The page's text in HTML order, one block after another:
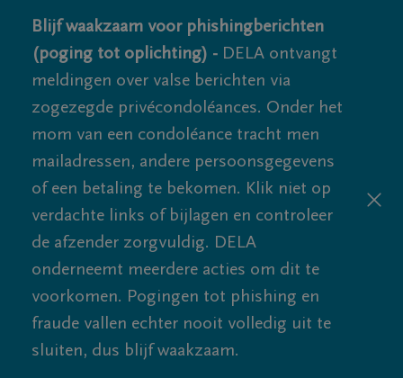
Blijf waakzaam voor phishingberichten
(poging tot oplichting) - DELA ontvangt
meldingen over valse berichten via
zogezegde privécondoléances. Onder het
mom van een condoléance tracht men
mailadressen, andere persoonsgegevens
of een betaling te bekomen. Klik niet op
verdachte links of bijlagen en controleer
de afzender zorgvuldig. DELA
onderneemt meerdere acties om dit te
voorkomen. Pogingen tot phishing en
fraude vallen echter nooit volledig uit te
sluiten, dus blijf waakzaam.